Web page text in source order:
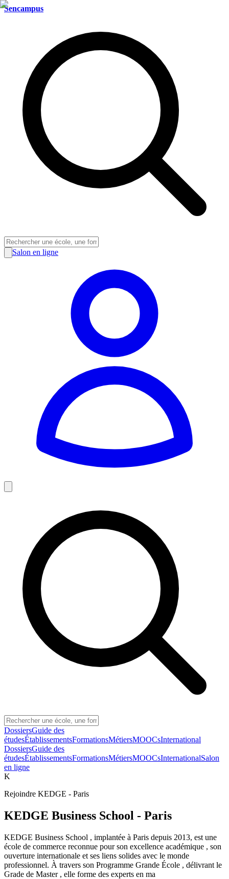
Sencampus
Salon en ligne
DossiersGuide des
étudesÉtablissementsFormationsMétiersMOOCsInternational
DossiersGuide des
étudesÉtablissementsFormationsMétiersMOOCsInternationalSalon
en ligne
K
Rejoindre KEDGE - Paris
KEDGE Business School - Paris
KEDGE Business School , implantée à Paris depuis 2013, est une
école de commerce reconnue pour son excellence académique , son
ouverture internationale et ses liens solides avec le monde
professionnel. À travers son Programme Grande École , délivrant le
Grade de Master , elle forme des experts en ma